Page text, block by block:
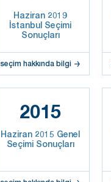
Haziran 2019
İstanbul Seçimi
Sonuçları
seçim hakkında bilgi
2015
Haziran 2015 Genel
Seçimi Sonuçları